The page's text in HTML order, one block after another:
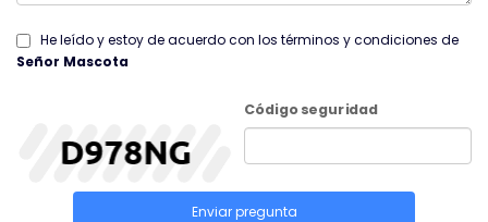
He leído y estoy de acuerdo con los términos y condiciones de
Señor Mascota
Código seguridad
Enviar pregunta